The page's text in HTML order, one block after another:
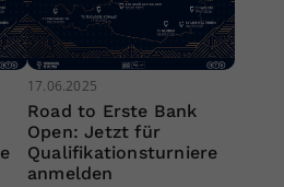
17.06.2025
Road to Erste Bank
Open: Jetzt für
Qualifikationsturniere
anmelden